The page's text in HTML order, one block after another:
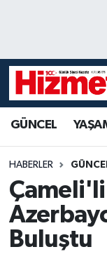
GÜNCEL
HABERLER
Buluştu
YAŞAM
SİYASET
SAĞLIK
EKONOMİ
KÜLTÜR
Denizli
Denizli
Süper Lig
Tüm
Son Dakika